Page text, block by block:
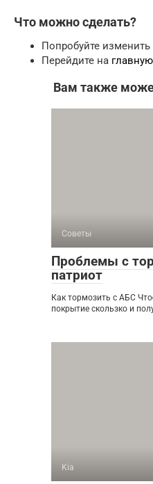
Что можно сделать?
Попробуйте
Перейдите на главную
Вам также
Советы
Проблемы с
патриот
Как тормозить с АБС
покрытие скользко и
Kia